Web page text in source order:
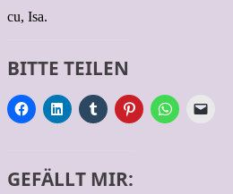
cu, Isa.
BITTE TEILEN
GEFÄLLT MIR: